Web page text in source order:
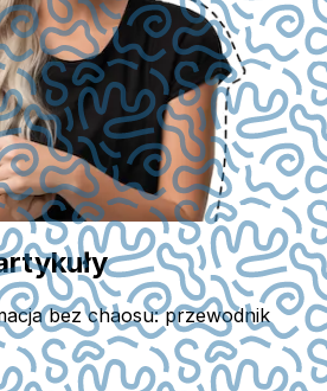
bez chaosu: przewodnik